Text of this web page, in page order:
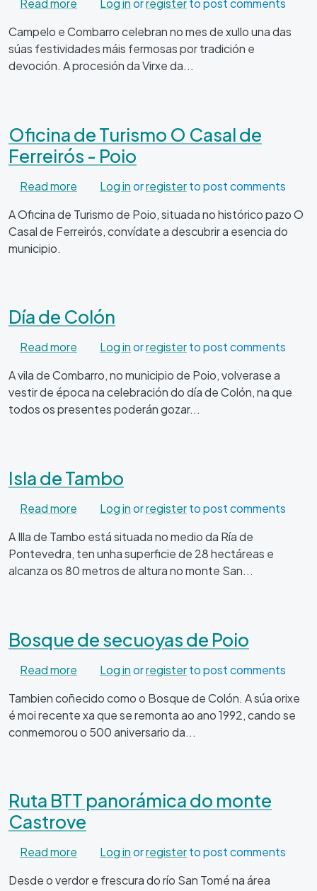
Read more Log inorregisterto post comments
Campelo e Combarro celebran no mes de xullo una das
súas festividades máis fermosas por tradición e
devoción. A procesión da Virxe da...
Oficina de Turismo O Casal de
Ferreirós - Poio
Read more about Oficina de Turismo O Casal de
Log inorregisterto post comments
A Oficina de Turismo de Poio, situada no histórico pazo O
Casal de Ferreirós, convídate a descubrir a esencia do
municipio.
Día de Colón
Read more about Día de Colón
Log inorregisterto post comments
A vila de Combarro, no municipio de Poio, volverase a
vestir de época na celebración do día de Colón, na que
todos os presentes poderán gozar...
Isla de Tambo
Read more about Isla de Tambo
Log inorregisterto post comments
A Illa de Tambo está situada no medio da Ría de
Pontevedra, ten unha superficie de 28 hectáreas e
alcanza os 80 metros de altura no monte San...
Bosque de secuoyas de Poio
Read more about Bosque de secuoyas de Poio
Log inorregisterto post comments
Tambien coñecido como o Bosque de Colón. A súa orixe
é moi recente xa que se remonta ao ano 1992, cando se
conmemorou o 500 aniversario da...
Ruta BTT panorámica do monte
Castrove
Read more about Ruta BTT panorámica do monte
Log inorregisterto post comments
Desde o verdor e frescura do río San Tomé na área